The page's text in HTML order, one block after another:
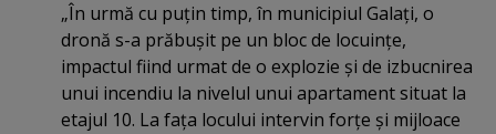
„În urmă cu puţin timp, în municipiul Galaţi, o
dronă s-a prăbuşit pe un bloc de locuinţe,
impactul fiind urmat de o explozie şi de izbucnirea
unui incendiu la nivelul unui apartament situat la
etajul 10. La faţa locului intervin forţe şi mijloace